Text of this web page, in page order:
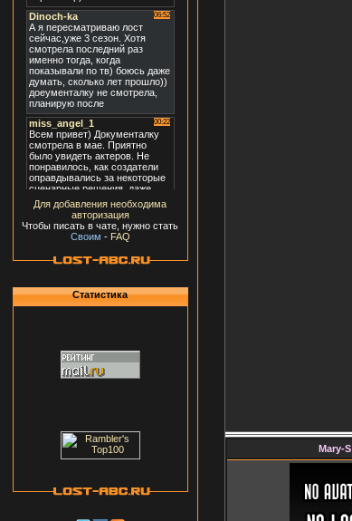
Для добавления необходима
авторизация
Чтобы писать в чате, нужно стать
Своим - FAQ
Статистика
Mary-S